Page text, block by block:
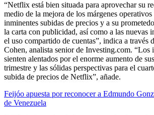
“Netflix está bien situada para aprovechar su
medio de la mejora de los márgenes operativos
inminentes subidas de precios y a su
la carta con publicidad, así como a las nuevas
el uso compartido de cuentas”, indica a través
Cohen, analista senior de Investing.com. “Los
sienten alentados por el enorme aumento de
trimestre y las sólidas perspectivas para el
subida de precios de Netflix”, añade.
Feijóo apuesta por reconocer a Edmundo
de Venezuela